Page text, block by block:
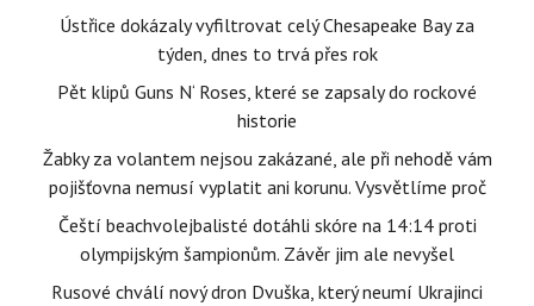
Ústřice dokázaly vyfiltrovat celý Chesapeake Bay za
týden, dnes to trvá přes rok
Pět klipů Guns N‘ Roses, které se zapsaly do rockové
historie
Žabky za volantem nejsou zakázané, ale při nehodě vám
pojišťovna nemusí vyplatit ani korunu. Vysvětlíme proč
Čeští beachvolejbalisté dotáhli skóre na 14:14 proti
olympijským šampionům. Závěr jim ale nevyšel
Rusové chválí nový dron Dvuška, který neumí Ukrajinci